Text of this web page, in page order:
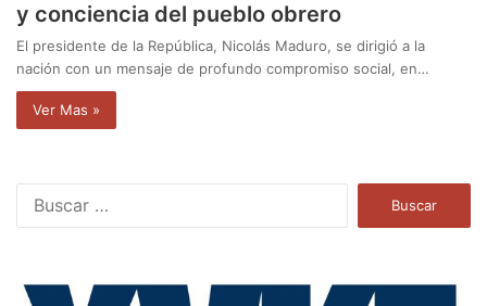
y conciencia del pueblo obrero
El presidente de la República, Nicolás Maduro, se dirigió a la
nación con un mensaje de profundo compromiso social, en…
Ver Mas »
a